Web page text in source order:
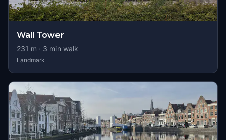
Wall Tower
231 m · 3 min walk
Landmark